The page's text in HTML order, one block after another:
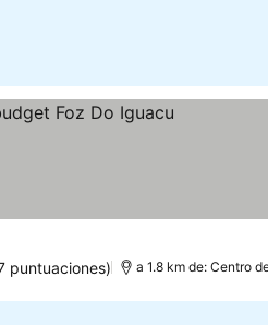
puntuaciones) a 1.8 km de: Centro